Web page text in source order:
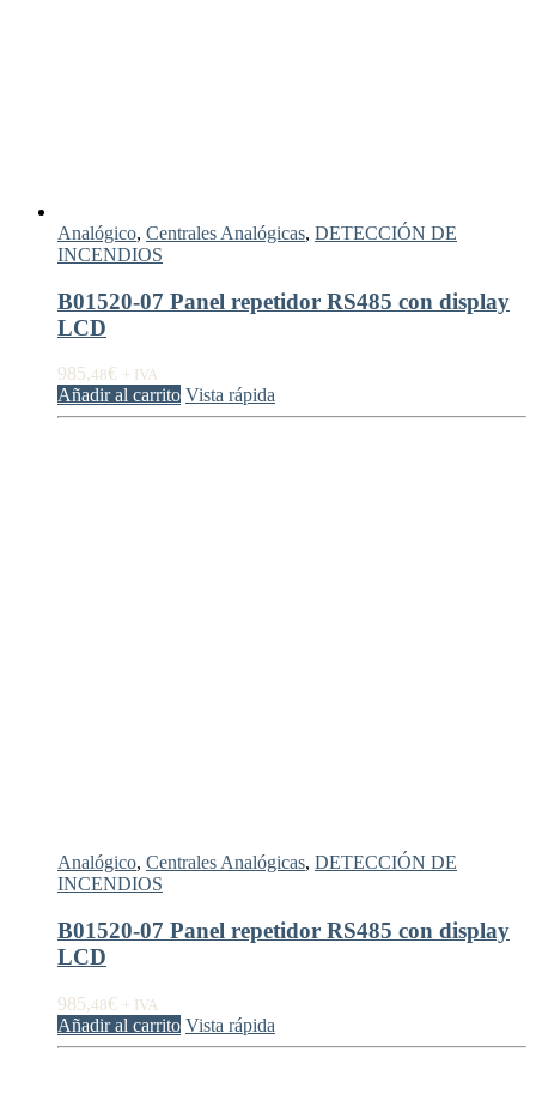
Analógico, Centrales Analógicas, DETECCIÓN DE
INCENDIOS
B01520-07 Panel repetidor RS485 con display
LCD
985,48€ + IVA
Añadir al carrito Vista rápida
Analógico, Centrales Analógicas, DETECCIÓN DE
INCENDIOS
B01520-07 Panel repetidor RS485 con display
LCD
985,48€ + IVA
Añadir al carrito Vista rápida